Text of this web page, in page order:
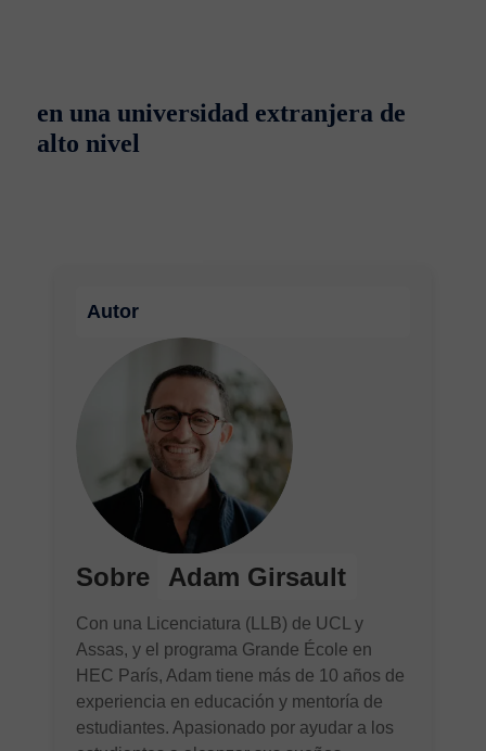
en una universidad extranjera de
alto nivel
Autor
Sobre Adam Girsault
Con una Licenciatura (LLB) de UCL y
Assas, y el programa Grande École en
HEC París, Adam tiene más de 10 años de
experiencia en educación y mentoría de
estudiantes. Apasionado por ayudar a los